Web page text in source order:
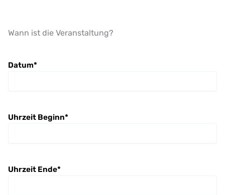
Wann ist die Veranstaltung?
Datum*
Uhrzeit Beginn*
Uhrzeit Ende*